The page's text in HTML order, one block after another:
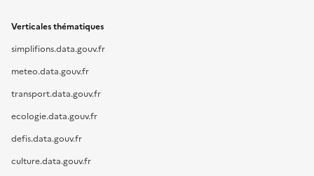
Verticales thématiques
simplifions.data.gouv.fr
meteo.data.gouv.fr
transport.data.gouv.fr
ecologie.data.gouv.fr
defis.data.gouv.fr
culture.data.gouv.fr